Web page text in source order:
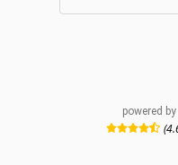
powered by